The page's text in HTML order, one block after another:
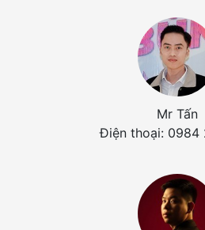
Mr Tấn
Điện thoại: 0984